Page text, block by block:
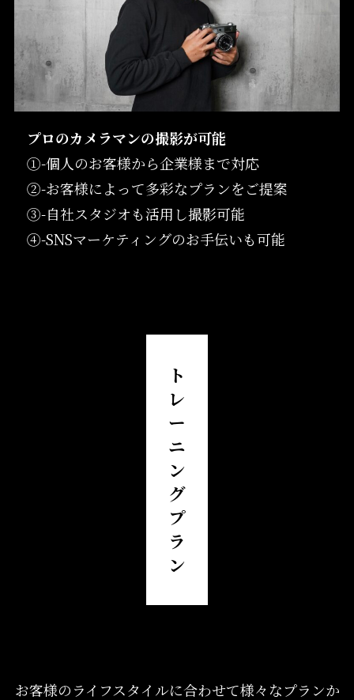
プロのカメラマンの撮影が可能
①-個人のお客様から企業様まで対応
②-お客様によって多彩なプランをご提案
③-自社スタジオも活用し撮影可能
④-SNSマーケティングのお手伝いも可能
ト
レ
ー
ニ
ン
グ
プ
ラ
ン
お客様のライフスタイルに合わせて様々なプランか